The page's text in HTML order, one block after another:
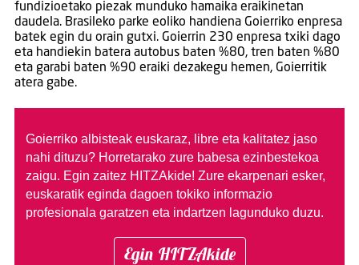
fundizioetako piezak munduko hamaika eraikinetan
daudela. Brasileko parke eoliko handiena Goierriko enpresa
batek egin du orain gutxi. Goierrin 230 enpresa txiki dago
eta handiekin batera autobus baten %80, tren baten %80
eta garabi baten %90 eraiki dezakegu hemen, Goierritik
atera gabe.
Goierriko albisteak euskaraz, libre eta kalitatez jaso
nahi dituzu? Horretarako zure babesa ezinbestekoa
zaigu. Egin zaitez HITZAkide! Zure ekarpenari esker,
euskaratik eginda dagoen tokiko informazio
profesionala garatzen eta indartzen lagunduko duzu.
Egin HITZAkide